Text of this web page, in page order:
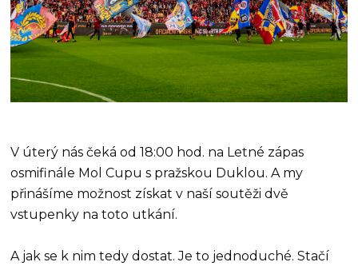
V úterý nás čeká od 18:00 hod. na Letné zápas
osmifinále Mol Cupu s pražskou Duklou. A my
přinášíme možnost získat v naší soutěži dvě
vstupenky na toto utkání.
A jak se k nim tedy dostat. Je to jednoduché. Stačí